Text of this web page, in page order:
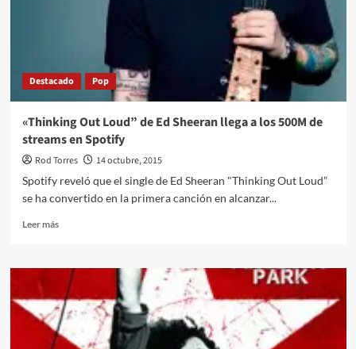
Destacado Pop
«Thinking Out Loud” de Ed Sheeran llega a los 500M de
streams en Spotify
Rod Torres
14 octubre, 2015
Spotify reveló que el single de Ed Sheeran "Thinking Out Loud”
se ha convertido en la primera canción en alcanzar...
Leer másLeer
«Thinking
Out
Loud”
de
Ed
Sheeran